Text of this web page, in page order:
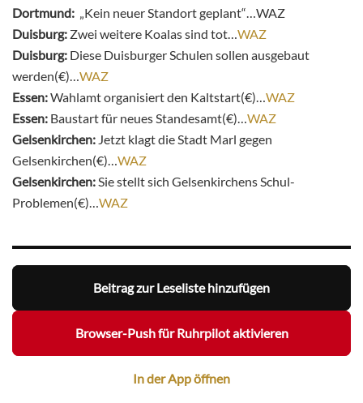
Dortmund: „Kein neuer Standort geplant“…WAZ
Duisburg: Zwei weitere Koalas sind tot… WAZ
Duisburg: Diese Duisburger Schulen sollen ausgebaut
werden(€)… WAZ
Essen:Wahlamt organisiert den Kaltstart(€)… WAZ
Essen: Baustart für neues Standesamt(€)… WAZ
Gelsenkirchen: Jetzt klagt die Stadt Marl gegen
Gelsenkirchen(€)… WAZ
Gelsenkirchen: Sie stellt sich Gelsenkirchens Schul-
Problemen(€)… WAZ
Beitrag zur Leseliste hinzufügen
Browser-Push für Ruhrpilot aktivieren
In der App öffnen